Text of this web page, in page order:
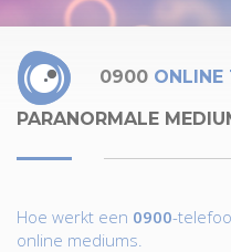
0900 ONLINE
PARANORMALE
Hoe werkt een 0900-
online mediums.